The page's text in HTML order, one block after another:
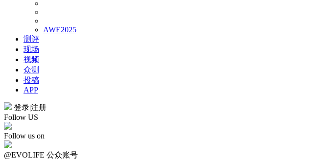
AWE2025
测评
现场
视频
众测
投稿
APP
登录|注册
Follow US
Follow us on
@EVOLIFE 公众账号